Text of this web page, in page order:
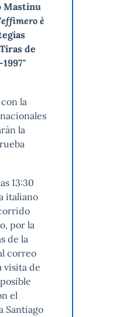
Mastinu
è
de
la
la
13:30
italiano
por la
de la
correo
visita de
el
Santiago